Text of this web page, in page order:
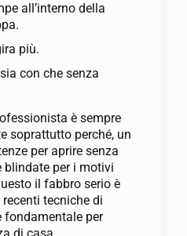
all’interno della
più.
con che senza
è sempre
soprattutto perché, un
per aprire senza
blindate per i motivi
il fabbro serio è
tecniche di
fondamentale per